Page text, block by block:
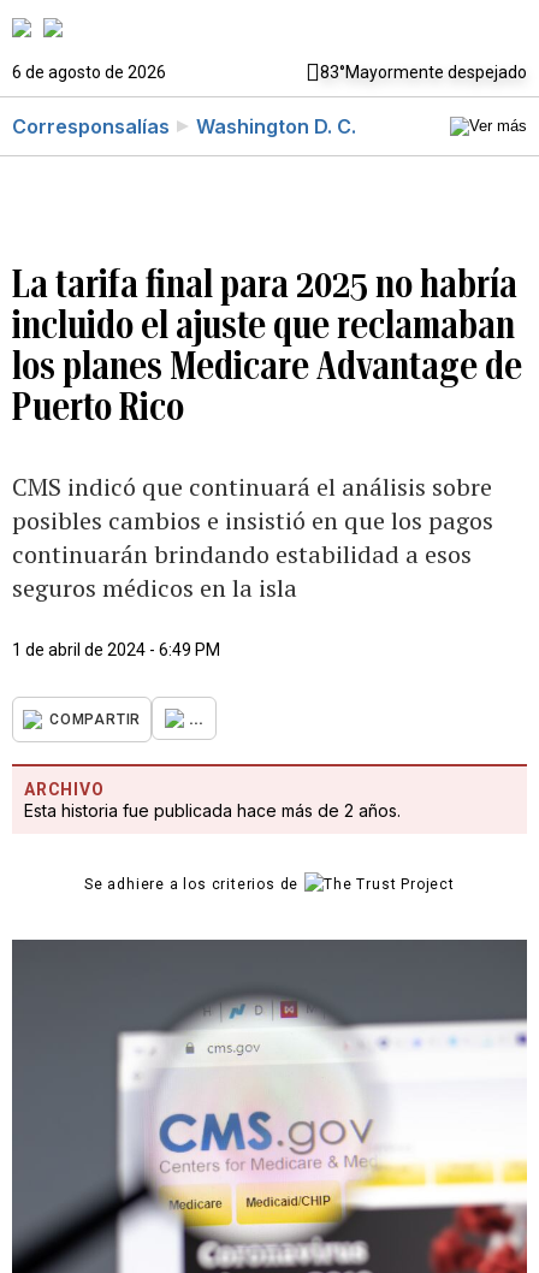
6 de agosto de 2026 83°Mayormente despejado
Corresponsalías Washington D. C.
La tarifa final para 2025 no habría
incluido el ajuste que reclamaban
los planes Medicare Advantage de
Puerto Rico
CMS indicó que continuará el análisis sobre
posibles cambios e insistió en que los pagos
continuarán brindando estabilidad a esos
seguros médicos en la isla
1 de abril de 2024 - 6:49 PM
COMPARTIR ...
ARCHIVO
Esta historia fue publicada hace más de 2 años.
Se adhiere a los criterios de